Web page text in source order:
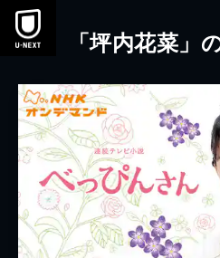
本文へスキップ
「坪内花菜」